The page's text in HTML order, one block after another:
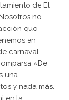
de El
no
que
en
carnaval.
«De
una
y nada más.
en la